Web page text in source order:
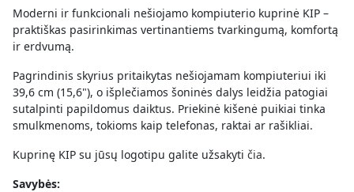
Moderni ir funkcionali nešiojamo kompiuterio kuprinė KIP –
praktiškas pasirinkimas vertinantiems tvarkingumą, komfortą
ir erdvumą.
Pagrindinis skyrius pritaikytas nešiojamam kompiuteriui iki
39,6 cm (15,6"), o išplečiamos šoninės dalys leidžia patogiai
sutalpinti papildomus daiktus. Priekinė kišenė puikiai tinka
smulkmenoms, tokioms kaip telefonas, raktai ar rašikliai.
Kuprinę KIP su jūsų logotipu galite užsakyti čia.
Savybės: